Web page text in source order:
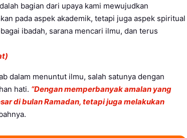
bagian dari upaya kami mewujudkan
pada aspek akademik, tetapi juga aspek spiritual
ibadah, sarana mencari ilmu, dan terus
dalam menuntut ilmu, salah satunya dengan
hati. “Dengan memperbanyak amalan yang
di bulan Ramadan, tetapi juga melakukan